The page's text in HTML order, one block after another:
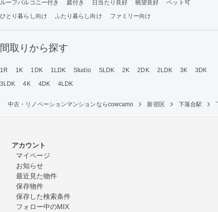
ルーフバルコニー付き 庭付き 日当たり良好 眺望良好
ペット可
ひとり暮らし向け
ふたり暮らし向け ファミリー向け
間取りから探す
1R 1K 1DK 1LDK Studio SLDK 2K 2DK 2LDK 3K
3DK
3LDK
4K 4DK 4LDK
中古・リノベーションマンションならcowcamo 新宿区 下落合駅
アカウント
マイページ
お知らせ
最近見た物件
保存物件
保存した検索条件
フォロー中のMIX